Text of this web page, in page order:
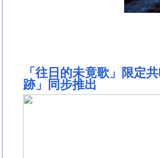
「往日的未竟歌」限定
跡」同步推出